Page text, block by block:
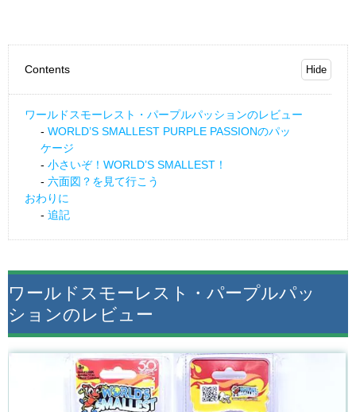
Contents
ワールドスモーレスト・パープルパッションのレビュー
WORLD’S SMALLEST PURPLE PASSIONのパッ
ケージ
小さいぞ！WORLD’S SMALLEST！
六面図？を見て行こう
おわりに
追記
ワールドスモーレスト・パープルパッ
ションのレビュー